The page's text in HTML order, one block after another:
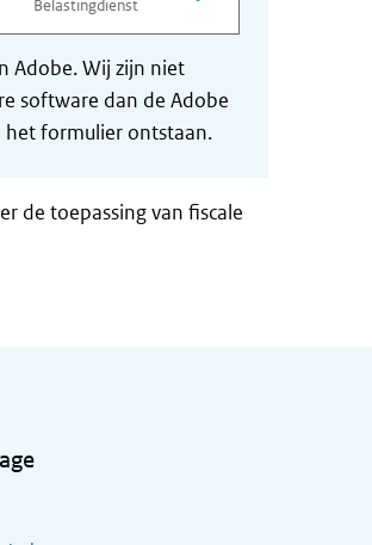
Belastingdienst
Adobe. Wij zijn niet
software dan de Adobe
het formulier ontstaan.
de toepassing van fiscale